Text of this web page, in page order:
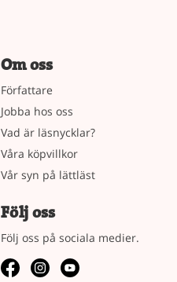
Om oss
Författare
Jobba hos oss
Vad är läsnycklar?
Våra köpvillkor
Vår syn på lättläst
Följ oss
Följ oss på sociala medier.